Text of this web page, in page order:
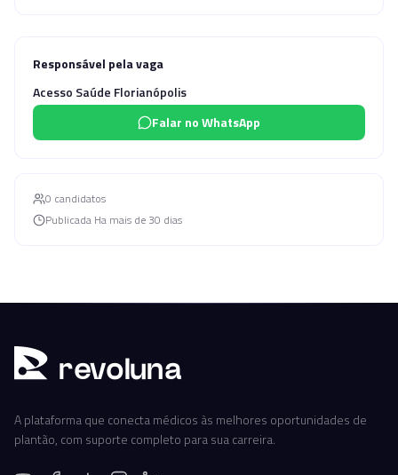
Responsável pela vaga
Acesso Saúde Florianópolis
Falar no WhatsApp
0 candidatos
Publicada Ha mais de 30 dias
revoluna
A plataforma que conecta médicos às melhores oportunidades de
plantão, com suporte completo para sua carreira.